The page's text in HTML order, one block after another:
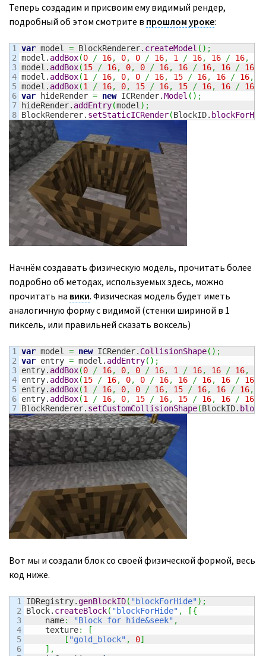
Теперь создадим и присвоим ему видимый рендер,
подробный об этом смотрите в прошлом уроке:
1
2
3
4
5
6
7
var model = BlockRenderer. createModel ( ) ;
model. addBox(0 / 16, 0, 0 / 16, 1 / 16, 16 / 16,
model. addBox(15 / 16, 0, 0 / 16, 16 / 16, 16 / 16
model. addBox(1 / 16, 0, 0 / 16, 15 / 16, 16 / 16,
model. addBox(1 / 16, 0, 15 / 16, 15 / 16, 16 / 16
var hideRender = new ICRender.Model ( ) ;
hideRender. addEntry(model ) ;
BlockRenderer. setStaticICRender(BlockID.
Начнём создавать физическую модель, прочитать более
подробно об методах, используемых здесь, можно
прочитать на вики. Физическая модель будет иметь
аналогичную форму с видимой (стенки шириной в 1
пиксель, или правильней сказать воксель)
1
2
3
4
5
6
var model = new ICRender. CollisionShape( ) ;
var entry = model. addEntry( ) ;
entry. addBox(0 / 16, 0, 0 / 16, 1 / 16, 16 / 16,
entry. addBox(15 / 16, 0, 0 / 16, 16 / 16, 16 / 16
entry. addBox(1 / 16, 0, 0 / 16, 15 / 16, 16 / 16,
entry. addBox(1 / 16, 0, 15 / 16, 15 / 16, 16 / 16
BlockRenderer. setCustomCollisionShape(BlockID.
Вот мы и создали блок со своей физической формой, весь
код ниже.
1
2
3
4
5
6
IDRegistry.genBlockID( "blockForHide") ;
Block. createBlock( "blockForHide" , [{
    name
: "Block for hide&seek" ,
    texture
:
[
[ "gold_block" , 0]
] ,